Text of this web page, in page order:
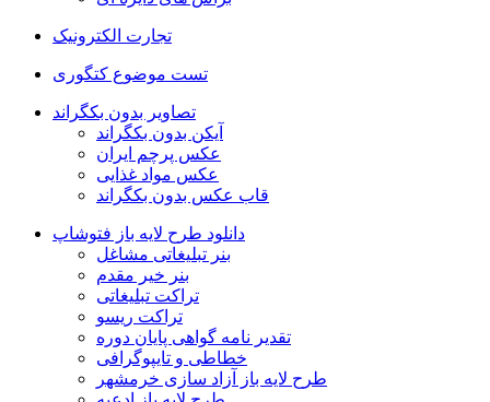
تجارت الکترونیک
تست موضوع کتگوری
تصاویر بدون بکگراند
آیکن بدون بکگراند
عکس پرچم ایران
عکس مواد غذایی
قاب عکس بدون بکگراند
دانلود طرح لایه باز فتوشاپ
بنر تبلیغاتی مشاغل
بنر خیر مقدم
تراکت تبلیغاتی
تراکت ریسو
تقدیر نامه گواهی پایان دوره
خطاطی و تایپوگرافی
طرح لایه باز آزاد سازی خرمشهر